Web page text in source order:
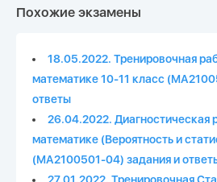
Похожие экзамены
18.05.2022. Тренировочная
математике 10-11 класс
ответы
26.04.2022. Диагностическая
математике (Вероятность и
(МА2100501-04) задания и